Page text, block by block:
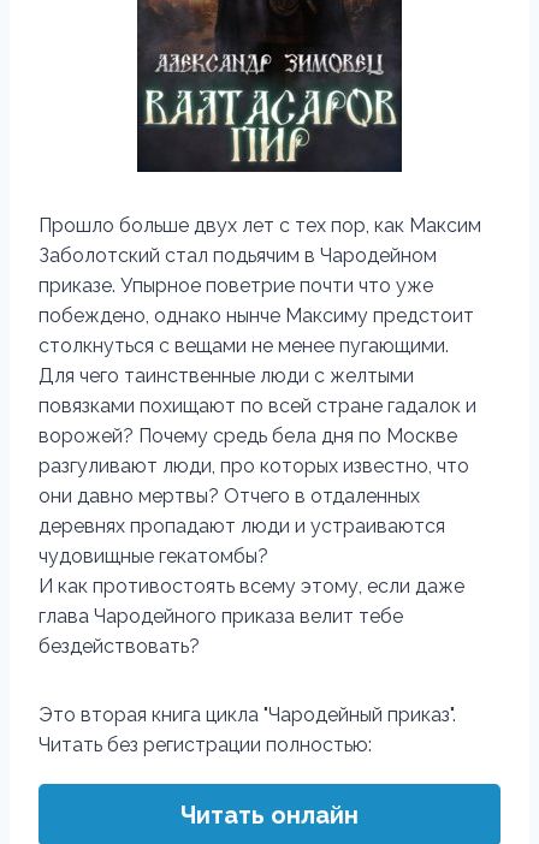
Прошло больше двух лет с тех пор, как Максим
Заболотский стал подьячим в Чародейном
приказе. Упырное поветрие почти что уже
побеждено, однако нынче Максиму предстоит
столкнуться с вещами не менее пугающими.
Для чего таинственные люди с желтыми
повязками похищают по всей стране гадалок и
ворожей? Почему средь бела дня по Москве
разгуливают люди, про которых известно, что
они давно мертвы? Отчего в отдаленных
деревнях пропадают люди и устраиваются
чудовищные гекатомбы?
И как противостоять всему этому, если даже
глава Чародейного приказа велит тебе
бездействовать?
Это вторая книга цикла "Чародейный приказ".
Читать без регистрации полностью:
Читать онлайн